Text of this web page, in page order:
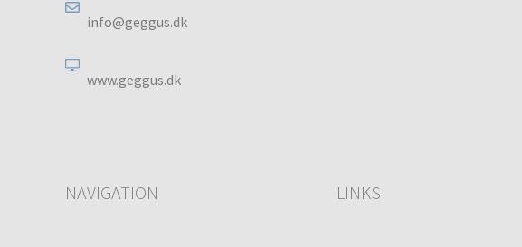
info@geggus.dk
www.geggus.dk
NAVIGATION LINKS